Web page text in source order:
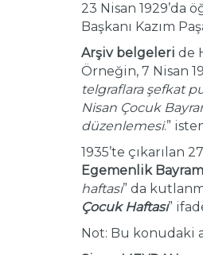
23 Nisan 1929’da
Başkanı Kazım
Arşiv belgeleri de
Örneğin, 7 Nisan
telgraflara şefkat
Nisan Çocuk
düzenlemesi.”
1935’te çıkarılan
Egemenlik
haftası” da
Çocuk Haftası”
Not: Bu konudaki